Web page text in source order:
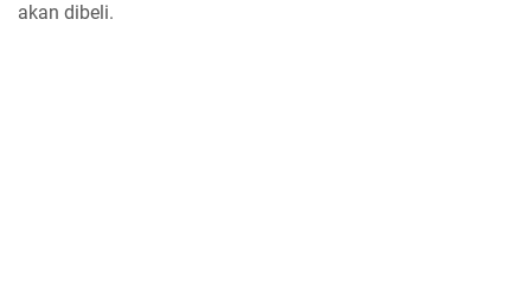
akan dibeli.